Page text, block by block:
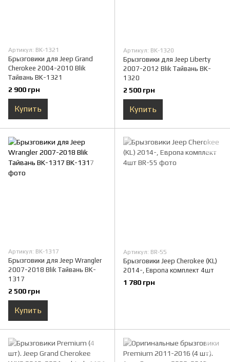
Артикул: BK-1321
Брызговики для Jeep Grand
Cherokee 2004-2010 Blik
Тайвань BK-1321
2 900 грн
Купить
Артикул: BK-1320
Брызговики для Jeep Liberty
2007-2012 Blik Тайвань BK-
1320
2 500 грн
Купить
Артикул: BK-1317
Брызговики для Jeep Wrangler
2007-2018 Blik Тайвань BK-
1317
2 500 грн
Купить
Артикул: BR-55
Брызговики Jeep Cherokee (KL)
2014-, Европа комплект 4шт
1 780 грн